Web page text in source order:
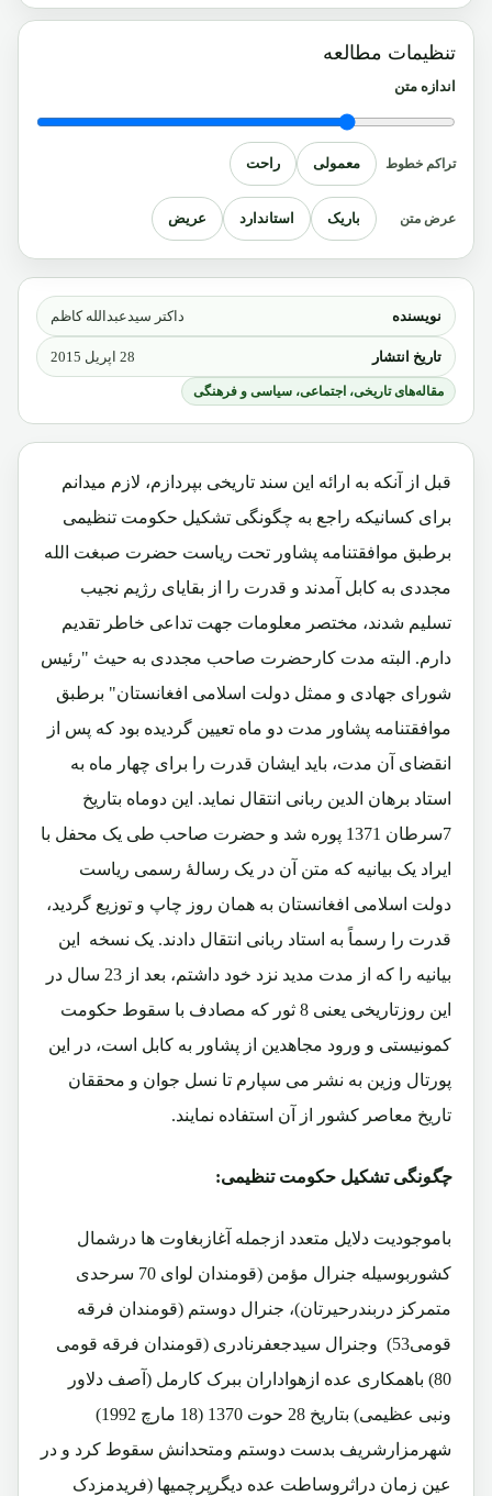
نویسنده داکتر سیدعبدالله کاظم
تاریخ انتشار 28 اپریل 2015
مقاله‌های تاریخی، اجتماعی، سیاسی و فرهنگی
قبل از آنکه به ارائه این سند تاریخی بپردازم، لازم میدانم
برای کسانیکه راجع به چگونگی تشکیل حکومت تنظیمی
برطبق موافقتنامه پشاور تحت ریاست حضرت صبغت الله
مجددی به کابل آمدند و قدرت را از بقایای رژیم نجیب
تسلیم شدند، مختصر معلومات جهت تداعی خاطر تقدیم
دارم. البته مدت کارحضرت صاحب مجددی به حیث "رئیس
شورای جهادی و ممثل دولت اسلامی افغانستان" برطبق
موافقتنامه پشاور مدت دو ماه تعیین گردیده بود که پس از
انقضای آن مدت، باید ایشان قدرت را برای چهار ماه به
استاد برهان الدین ربانی انتقال نماید. این دوماه بتاریخ
7سرطان 1371 پوره شد و حضرت صاحب طی یک محفل با
ایراد یک بیانیه که متن آن در یک رسالۀ رسمی ریاست
دولت اسلامی افغانستان به همان روز چاپ و توزیع گردید،
قدرت را رسماً به استاد ربانی انتقال دادند. یک نسخه این
بیانیه را که از مدت مدید نزد خود داشتم، بعد از 23 سال در
این روزتاریخی یعنی 8 ثور که مصادف با سقوط حکومت
کمونیستی و ورود مجاهدین از پشاور به کابل است، در این
پورتال وزین به نشر می سپارم تا نسل جوان و محققان
تاریخ معاصر کشور از آن استفاده نمایند.
چگونگی تشکیل حکومت تنظیمی:
باموجودیت دلایل متعدد ازجمله آغازبغاوت ها درشمال
کشوربوسیله جنرال مؤمن (قومندان لوای 70 سرحدی
متمرکز دربندرحیرتان)، جنرال دوستم (قومندان فرقه
قومی53) وجنرال سیدجعفرنادری (قومندان فرقه قومی
80) باهمکاری عده ازهواداران ببرک کارمل (آصف دلاور
ونبی عظیمی) بتاریخ 28 حوت 1370 (18 مارچ 1992)
شهرمزارشریف بدست دوستم ومتحدانش سقوط کرد و در
عین زمان دراثروساطت عده دیگرپرچمیها (فریدمزدک
تنظیمات مطالعه
اندازه متن
تراکم خطوط معمولی راحت
عرض متن باریک استاندارد عریض